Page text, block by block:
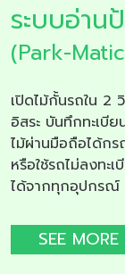
ระบบอ่าน
(Park-
เปิดไม้กั้นรถใน 2
อิสระ บันทึกทะเบี
ไม้ผ่านมือถือได้ก
หรือใช้รถไม่ลงทะ
ได้จากทุกอุปกรณ์
SEE MORE